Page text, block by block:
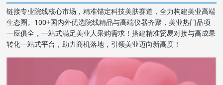
链接专业院线核心市场，精准锚定科技美肤赛道，全力构建美业高端
生态圈。100+国内外优选院线精品与高端仪器齐聚，美业热门品项
一应俱全，一站式满足美业人采购需求！搭建精准贸易对接与高成果
转化一站式平台，助力商机落地，引领美业迈向新高度！